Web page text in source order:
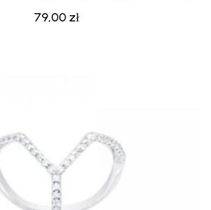
79,00 zł